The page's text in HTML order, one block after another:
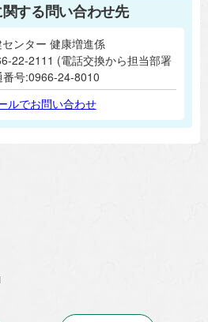
する問い合わせ先
ンター 健康増進係
22-2111 (電話交換から担当部署
号:0966-24-8010
ルでお問い合わせ